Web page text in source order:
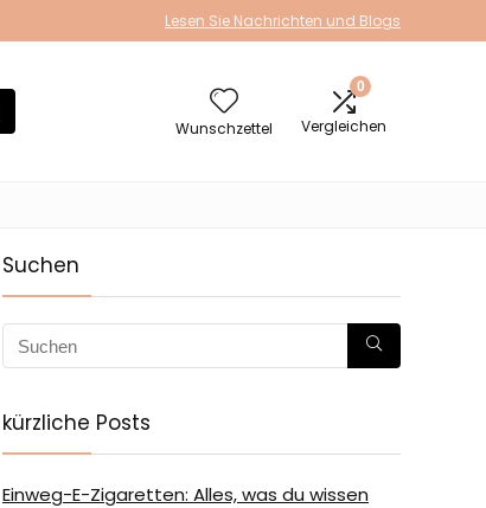
Lesen Sie Nachrichten und Blogs
Wunschzettel
0
Vergleichen
Suchen
kürzliche Posts
Einweg-E-Zigaretten: Alles, was du wissen